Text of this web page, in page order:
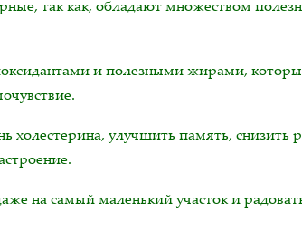
так как, обладают множеством
и полезными жирами,
холестерина, улучшить память, снизить
на самый маленький участок и